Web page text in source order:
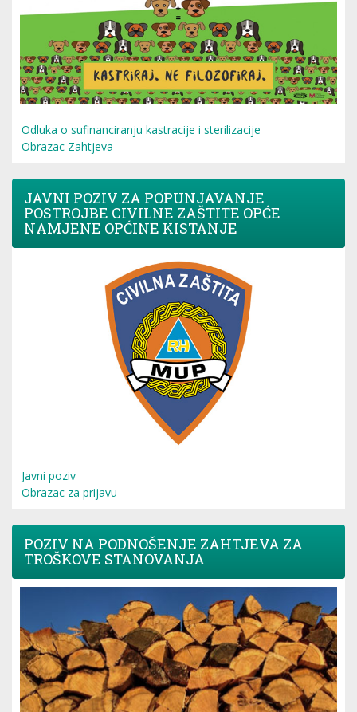
Odluka o sufinanciranju kastracije i sterilizacije
Obrazac Zahtjeva
JAVNI POZIV ZA POPUNJAVANJE
POSTROJBE CIVILNE ZAŠTITE OPĆE
NAMJENE OPĆINE KISTANJE
Javni poziv
Obrazac za prijavu
POZIV NA PODNOŠENJE ZAHTJEVA ZA
TROŠKOVE STANOVANJA